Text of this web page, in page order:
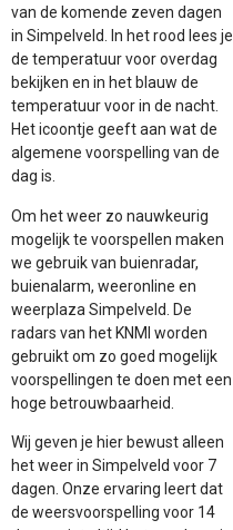
van de komende zeven dagen
in Simpelveld. In het rood lees je
de temperatuur voor overdag
bekijken en in het blauw de
temperatuur voor in de nacht.
Het icoontje geeft aan wat de
algemene voorspelling van de
dag is.
Om het weer zo nauwkeurig
mogelijk te voorspellen maken
we gebruik van buienradar,
buienalarm, weeronline en
weerplaza Simpelveld. De
radars van het KNMI worden
gebruikt om zo goed mogelijk
voorspellingen te doen met een
hoge betrouwbaarheid.
Wij geven je hier bewust alleen
het weer in Simpelveld voor 7
dagen. Onze ervaring leert dat
de weersvoorspelling voor 14